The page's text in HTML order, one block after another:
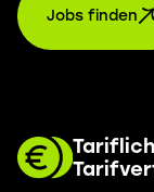
Jobs finden